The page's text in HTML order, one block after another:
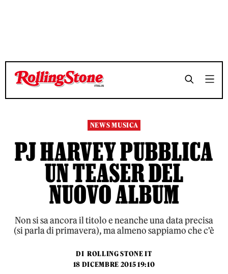
TEMPO DI LETTURA 3 MINUTI SHARE
TEMPO DI LETTURA 3 MINUTI SHARE
NEWS MUSICA
PJ HARVEY PUBBLICA
UN TEASER DEL
NUOVO ALBUM
Non si sa ancora il titolo e neanche una data precisa
(si parla di primavera), ma almeno sappiamo che c'è
DI ROLLING STONE IT
18 DICEMBRE 2015 19:10